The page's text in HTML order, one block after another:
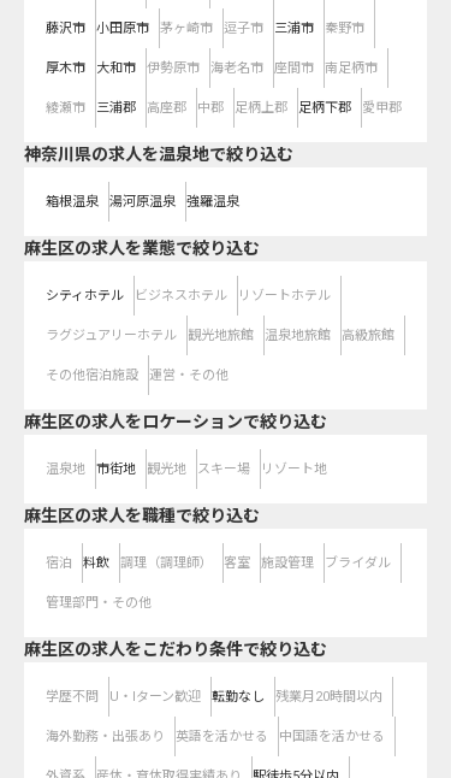
藤沢市 小田原市 茅ヶ崎市 逗子市 三浦市 秦野市
厚木市 大和市 伊勢原市 海老名市 座間市 南足柄市
綾瀬市 三浦郡 高座郡 中郡 足柄上郡 足柄下郡 愛甲郡
神奈川県の求人を温泉地で絞り込む
箱根温泉 湯河原温泉 強羅温泉
麻生区の求人を業態で絞り込む
シティホテル ビジネスホテル リゾートホテル
ラグジュアリーホテル 観光地旅館 温泉地旅館 高級旅館
その他宿泊施設 運営・その他
麻生区の求人をロケーションで絞り込む
温泉地 市街地 観光地 スキー場 リゾート地
麻生区の求人を職種で絞り込む
宿泊 料飲 調理（調理師） 客室 施設管理 ブライダル
管理部門・その他
麻生区の求人をこだわり条件で絞り込む
学歴不問 U・Iターン歓迎 転勤なし 残業月20時間以内
海外勤務・出張あり 英語を活かせる 中国語を活かせる